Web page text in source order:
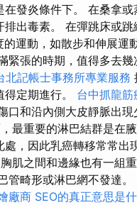
在發炎條件下。 在桑拿
排出毒素。 在彈跳床或跳
運動，如散步和伸展運
緊張的時期，值得多去幾
北記帳士事務所專業服務
定期進行。 台中抓龍筋
口和沿內側大皮靜脈出現
最重要的淋巴結群是在
，因此乳癌轉移常常出
胸肌之間和邊緣也有一組
管畸形或淋巴網不發達。
廠商 SEO的真正意思是